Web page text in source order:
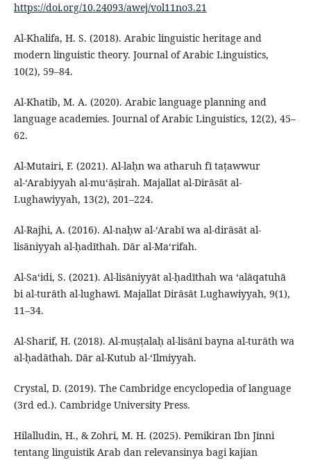
https://doi.org/10.24093/awej/vol11no3.21
Al-Khalifa, H. S. (2018). Arabic linguistic heritage and
modern linguistic theory. Journal of Arabic Linguistics,
10(2), 59–84.
Al-Khatib, M. A. (2020). Arabic language planning and
language academies. Journal of Arabic Linguistics, 12(2), 45–
62.
Al-Mutairi, F. (2021). Al-laḥn wa atharuh fī taṭawwur
al-‘Arabiyyah al-mu‘āṣirah. Majallat al-Dirāsāt al-
Lughawiyyah, 13(2), 201–224.
Al-Rajhi, A. (2016). Al-naḥw al-‘Arabī wa al-dirāsāt al-
lisāniyyah al-ḥadīthah. Dār al-Ma‘rifah.
Al-Sa‘idi, S. (2021). Al-lisāniyyāt al-ḥadīthah wa ‘alāqatuhā
bi al-turāth al-lughawī. Majallat Dirāsāt Lughawiyyah, 9(1),
11–34.
Al-Sharif, H. (2018). Al-muṣṭalaḥ al-lisānī bayna al-turāth wa
al-ḥadāthah. Dār al-Kutub al-‘Ilmiyyah.
Crystal, D. (2019). The Cambridge encyclopedia of language
(3rd ed.). Cambridge University Press.
Hilalludin, H., & Zohri, M. H. (2025). Pemikiran Ibn Jinni
tentang linguistik Arab dan relevansinya bagi kajian